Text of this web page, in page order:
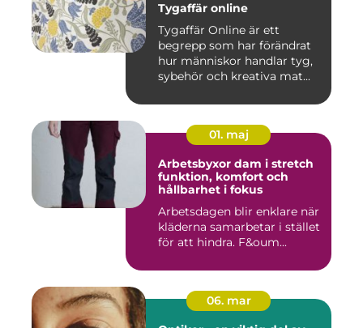
Tygaffär online
Tygaffär Online är ett
begrepp som har förändrat
hur människor handlar tyg,
sybehör och kreativa mat...
01. maj
Arbetsbyxor dam i stretch
funktion, komfort och
hållbarhet i fokus
Arbetsdagen blir enklare när
kläderna samarbetar i stället
för att hindra. F&oum...
06. mar